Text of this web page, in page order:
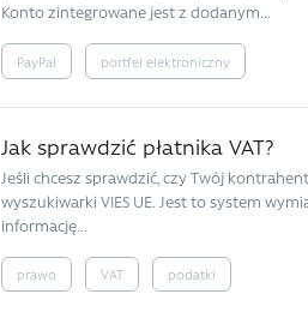
Konto zintegrowane jest z dodanym...
PayPal portfel elektroniczny
Jak sprawdzić płatnika VAT?
Jeśli chcesz sprawdzić, czy Twój
wyszukiwarki VIES UE. Jest to system
informację...
prawo VAT podatki